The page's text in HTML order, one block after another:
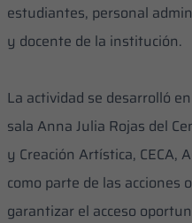
estudiantes, personal
y docente de la institución.
La actividad se desarrolló
sala Anna Julia Rojas del
y Creación Artística, CECA,
como parte de las acciones
garantizar el acceso